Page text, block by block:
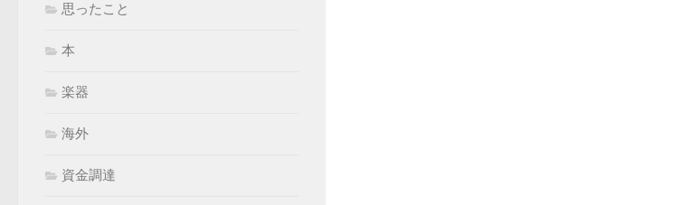
思ったこと
本
楽器
海外
資金調達